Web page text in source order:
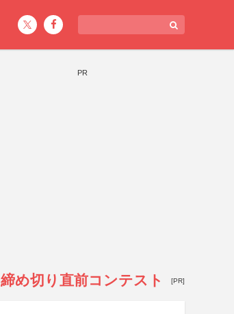
PR
締め切り直前コンテスト [PR]